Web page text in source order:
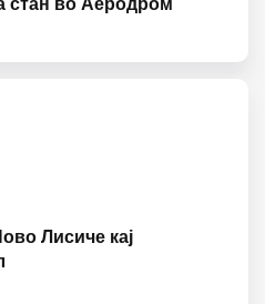
Лисиче кај